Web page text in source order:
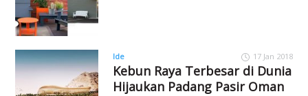
Ide 17 Jan 2018
Kebun Raya Terbesar di Dunia
Hijaukan Padang Pasir Oman